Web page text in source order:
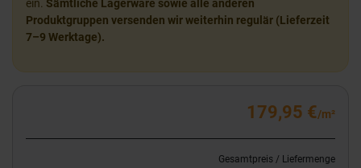
ein. Sämtliche Lagerware sowie alle anderen
Produktgruppen versenden wir weiterhin regulär (Lieferzeit
7–9 Werktage).
179,95 €/m²
Gesamtpreis / Liefermenge